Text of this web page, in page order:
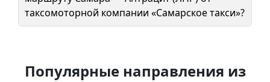
таксомоторной компании «Самарское такси»?
Популярные направления из